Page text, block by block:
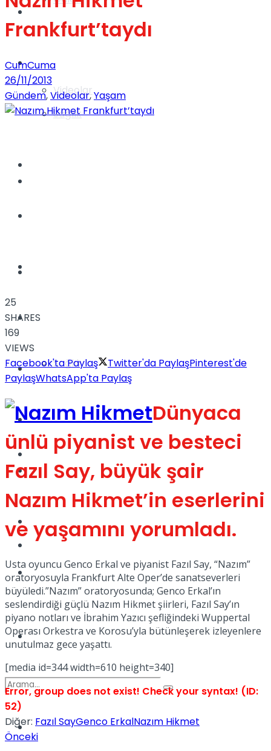
Videolar
Sağlık
Kadınca
Dünya
Türkiye
Gündem
Yaşam
Sağlık
Türkiye
Müzik
Sinema
Tatil
Podcast
No Result
Frankfurt’taydı
CumCuma
26/11/2013
Gündem,Videolar,Yaşam
25
SHARES
169
VIEWS
Facebook'ta Paylaş
Twitter'da PaylaşPinterest'de
PaylaşWhatsApp'ta Paylaş
Dünyaca
ünlü piyanist ve besteci
Fazıl Say, büyük şair
Nazım Hikmet’in eserlerini
ve yaşamını yorumladı.
Usta oyuncu Genco Erkal ve piyanist Fazıl Say, “Nazım”
oratoryosuyla Frankfurt Alte Oper’de sanatseverleri
büyüledi.”Nazım” oratoryosunda; Genco Erkal’ın
seslendirdiği güçlü Nazım Hikmet şiirleri, Fazıl Say’ın
piyano notları ve İbrahim Yazıcı şefliğindeki Wuppertal
Operası Orkestra ve Korosu’yla bütünleşerek izleyenlere
unutulmaz gece yaşattı.
[media id=344 width=610 height=340]
Error, group does not exist! Check your syntax! (ID:
52)
Diğer: Fazıl SayGenco ErkalNazım Hikmet
Önceki